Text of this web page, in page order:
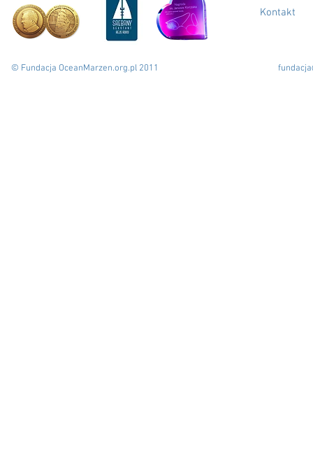
© Fundacja OceanMarzen.org.pl 2011
Kontakt